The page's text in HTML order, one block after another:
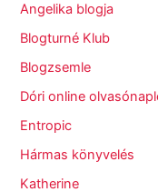
Angelika blogja
Blogturné Klub
Blogzsemle
Dóri online
Entropic
Hármas könyvelés
Katherine